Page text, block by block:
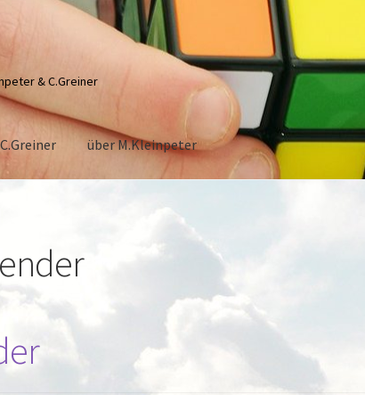
& C.Greiner
über M.Kleinpeter